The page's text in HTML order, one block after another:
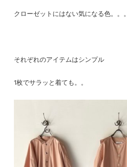
クローゼットにはない気になる色。。。
それぞれのアイテムはシンプル
1枚でサラッと着ても。。